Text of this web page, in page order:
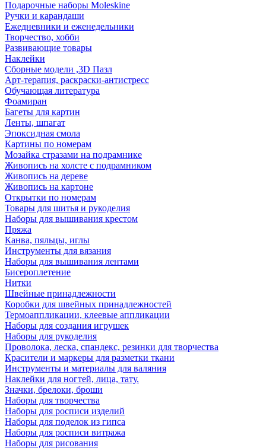
Подарочные наборы Moleskine
Ручки и карандаши
Ежедневники и еженедельники
Творчество, хобби
Развивающие товары
Наклейки
Сборные модели ,3D Пазл
Арт-терапия, раскраски-антистресс
Обучающая литература
Фоамиран
Багеты для картин
Ленты, шпагат
Эпоксидная смола
Картины по номерам
Мозайка стразами на подрамнике
Живопись на холсте с подрамником
Живопись на дереве
Живопись на картоне
Открытки по номерам
Товары для шитья и рукоделия
Наборы для вышивания крестом
Пряжа
Канва, пяльцы, иглы
Инструменты для вязания
Наборы для вышивания лентами
Бисероплетение
Нитки
Швейные принадлежности
Коробки для швейных принадлежностей
Термоаппликации, клеевые аппликации
Наборы для создания игрушек
Наборы для рукоделия
Проволока, леска, спандекс, резинки для творчества
Красители и маркеры для разметки ткани
Инструменты и материалы для валяния
Наклейки для ногтей, лица, тату.
Значки, брелоки, броши
Наборы для творчества
Наборы для росписи изделий
Наборы для поделок из гипса
Наборы для росписи витража
Наборы для рисования